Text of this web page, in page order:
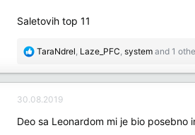
Saletovih top 11
R
t
TaraNdrel, Laze_PFC, system and 1
30.08.2019
Deo sa Leonardom mi je bio posebno